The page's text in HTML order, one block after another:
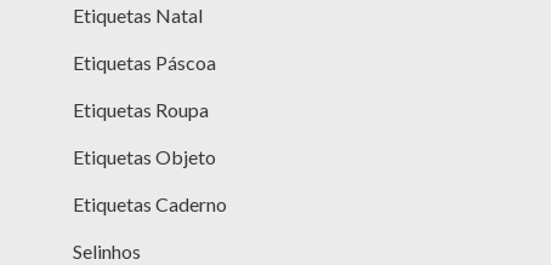
Etiquetas Natal
Etiquetas Páscoa
Etiquetas Roupa
Etiquetas Objeto
Etiquetas Caderno
Selinhos